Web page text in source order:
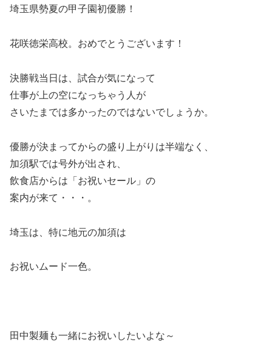
埼玉県勢夏の甲子園初優勝！
花咲徳栄高校。おめでとうございます！
決勝戦当日は、試合が気になって
仕事が上の空になっちゃう人が
さいたまでは多かったのではないでしょうか。
優勝が決まってからの盛り上がりは半端なく、
加須駅では号外が出され、
飲食店からは「お祝いセール」の
案内が来て・・・。
埼玉は、特に地元の加須は
お祝いムード一色。
田中製麺も一緒にお祝いしたいよな～